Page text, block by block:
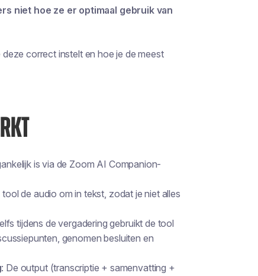
niet hoe ze er optimaal gebruik van
correct instelt en hoe je de meest
is via de Zoom AI Companion-
de audio om in tekst, zodat je niet alles
tijdens de vergadering gebruikt de tool
genomen besluiten en
: De output (transcriptie + samenvatting +